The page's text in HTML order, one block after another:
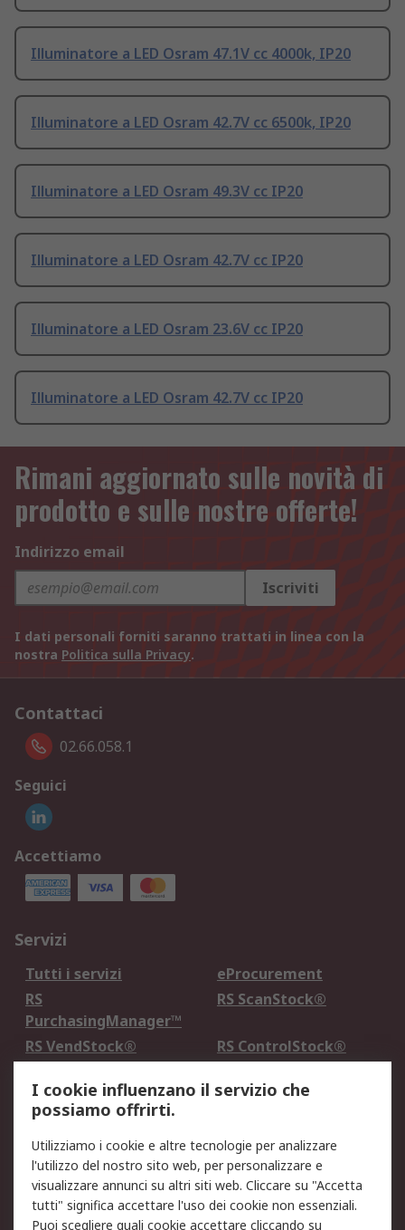
Illuminatore a LED Osram 47.1V cc 4000k, IP20
Illuminatore a LED Osram 42.7V cc 6500k, IP20
Illuminatore a LED Osram 49.3V cc IP20
Illuminatore a LED Osram 42.7V cc IP20
Illuminatore a LED Osram 23.6V cc IP20
Illuminatore a LED Osram 42.7V cc IP20
Rimani aggiornato sulle novità di
prodotto e sulle nostre offerte!
Indirizzo email
Iscriviti
I dati personali forniti saranno trattati in linea con la
nostra Politica sulla Privacy.
Contattaci
02.66.058.1
Seguici
Accettiamo
Servizi
Tutti i servizi
eProcurement
RS
PurchasingManager™
RS ScanStock®
RS VendStock®
RS ControlStock®
Legale
Informativa Cookie
Informativa Privacy -
Aggiornata
Email Security
Termini d'uso
Condizioni di vendita
Condizioni generali di
I cookie influenzano il servizio che
possiamo offrirti.
Utilizziamo i cookie e altre tecnologie per analizzare
l'utilizzo del nostro sito web, per personalizzare e
visualizzare annunci su altri siti web. Cliccare su "Accetta
tutti" significa accettare l'uso dei cookie non essenziali.
Puoi scegliere quali cookie accettare cliccando su